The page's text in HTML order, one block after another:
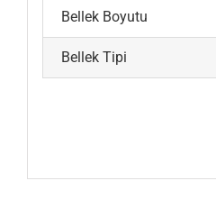
Bellek Boyutu
Bellek Tipi